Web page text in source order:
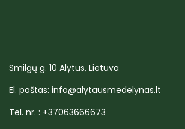
Smilgų g. 10 Alytus, Lietuva
El. paštas: info@alytausmedelynas.lt
Tel. nr. : +37063666673